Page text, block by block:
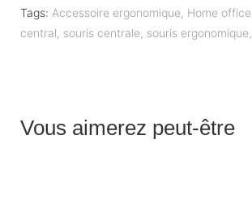
Tags: Accessoire ergonomique, Home office
central, souris centrale, souris ergonomique,
Vous aimerez peut-être